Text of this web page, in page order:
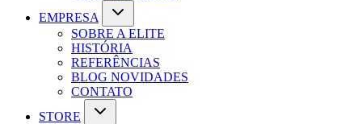
EMPRESA
SOBRE A ELITE
HISTÓRIA
REFERÊNCIAS
BLOG NOVIDADES
CONTATO
STORE